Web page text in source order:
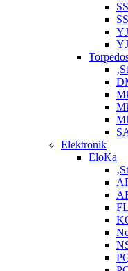
Elektronik
EloKa